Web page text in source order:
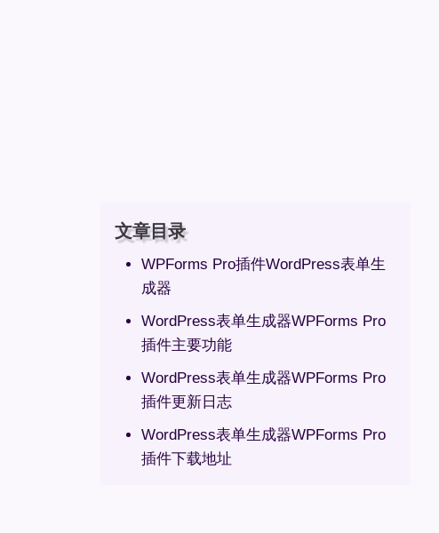
文章目录
WPForms Pro插件WordPress表单生
成器
WordPress表单生成器WPForms Pro
插件主要功能
WordPress表单生成器WPForms Pro
插件更新日志
WordPress表单生成器WPForms Pro
插件下载地址